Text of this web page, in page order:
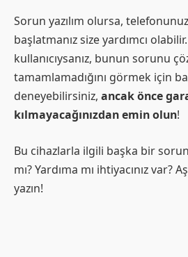
Sorun yazılım olursa,
başlatmanız size yardımcı
kullanıcıysanız, bunun sorunu
tamamlamadığını görmek için
deneyebilirsiniz, ancak önce
kılmayacağınızdan emin olun!
Bu cihazlarla ilgili başka bir
mı? Yardıma mı ihtiyacınız var?
yazın!